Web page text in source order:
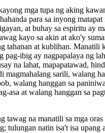
mga tupa ng aking
para sa inyong matapat
at buhay sa espiritu ay
kayo sa akin at ako'y
tahanan at kublihan. Manatili
pag-ibig ay nagpapalaya ng
na lahat, mapapatawad,
magmahalang sarili, walang
walang hanggan sa
asa at walang hanggan sa
tawag na manatili sa mga oras
tulungan natin isa't isa upang